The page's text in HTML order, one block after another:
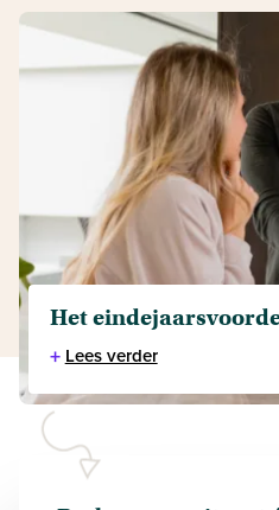
Het
+ Lees verder